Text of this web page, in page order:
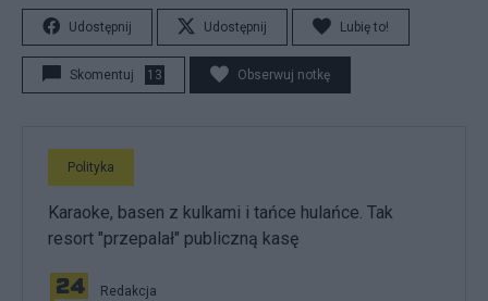
Udostępnij Udostępnij Lubię to!
Skomentuj 13 Obserwuj notkę
Polityka
Karaoke, basen z kulkami i tańce hulańce. Tak
resort "przepalał" publiczną kasę
Redakcja